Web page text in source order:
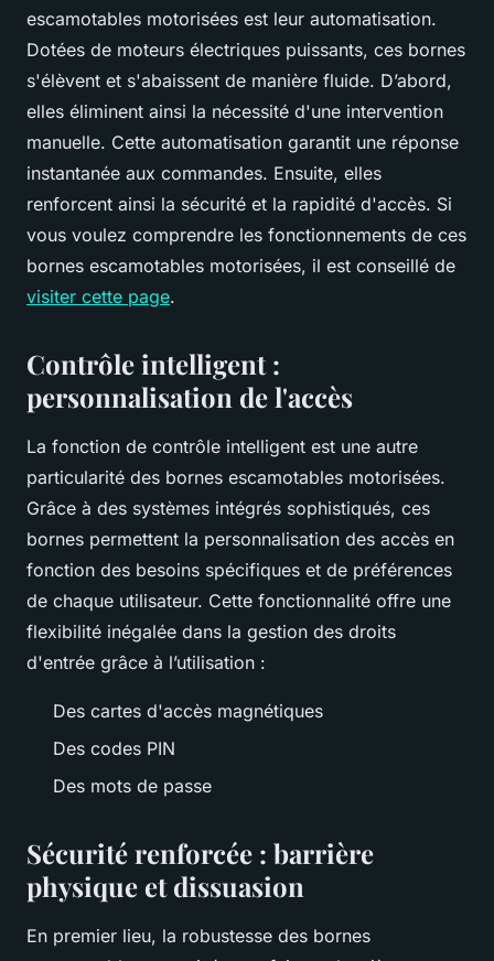
escamotables motorisées est leur automatisation.
Dotées de moteurs électriques puissants, ces bornes
s'élèvent et s'abaissent de manière fluide. D’abord,
elles éliminent ainsi la nécessité d'une intervention
manuelle. Cette automatisation garantit une réponse
instantanée aux commandes. Ensuite, elles
renforcent ainsi la sécurité et la rapidité d'accès. Si
vous voulez comprendre les fonctionnements de ces
bornes escamotables motorisées, il est conseillé de
visiter cette page.
Contrôle intelligent :
personnalisation de l'accès
La fonction de contrôle intelligent est une autre
particularité des bornes escamotables motorisées.
Grâce à des systèmes intégrés sophistiqués, ces
bornes permettent la personnalisation des accès en
fonction des besoins spécifiques et de préférences
de chaque utilisateur. Cette fonctionnalité offre une
flexibilité inégalée dans la gestion des droits
d'entrée grâce à l’utilisation :
Des cartes d'accès magnétiques
Des codes PIN
Des mots de passe
Sécurité renforcée : barrière
physique et dissuasion
En premier lieu, la robustesse des bornes